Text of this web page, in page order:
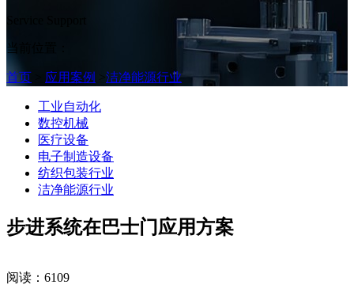
当前位置：
首页 应用案例 >洁净能源行业
工业自动化
数控机械
医疗设备
电子制造设备
纺织包装行业
洁净能源行业
步进系统在巴士门应用方案
阅读：6109